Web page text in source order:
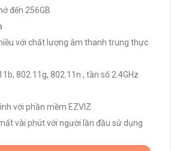
đến 256GB
với chất lượng âm thanh trung thực
802.11g, 802.11n , tần số 2.4GHz
với phần mềm EZVIZ
vài phút với người lần đầu sử dụng